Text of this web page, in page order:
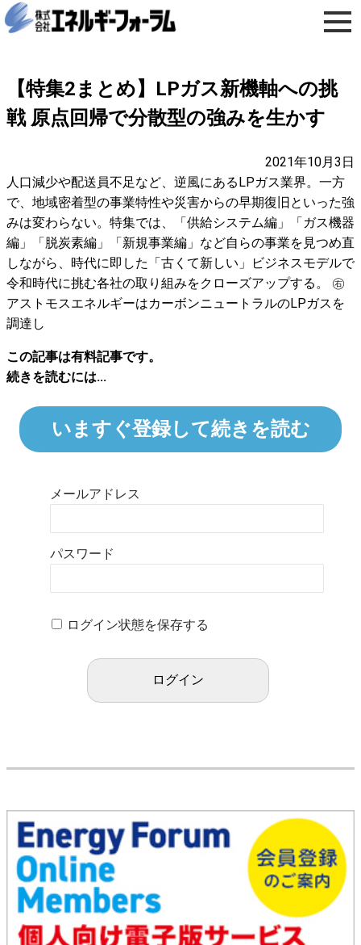
【特集2まとめ】LPガス新機軸への挑
戦 原点回帰で分散型の強みを生かす
2021年10月3日
人口減少や配送員不足など、逆風にあるLPガス業界。一方
で、地域密着型の事業特性や災害からの早期復旧といった強
みは変わらない。特集では、「供給システム編」「ガス機器
編」「脱炭素編」「新規事業編」など自らの事業を見つめ直
しながら、時代に即した「古くて新しい」ビジネスモデルで
令和時代に挑む各社の取り組みをクローズアップする。 ㊨
アストモスエネルギーはカーボンニュートラルのLPガスを
調達し
この記事は有料記事です。
続きを読むには...
いますぐ登録して続きを読む
メールアドレス
パスワード
ログイン状態を保存する